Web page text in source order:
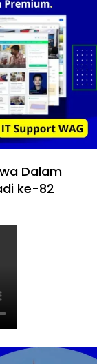
Dalam
ke-82